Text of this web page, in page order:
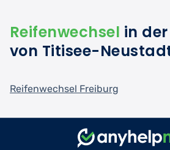
Reifenwechsel in
von Titisee-
Reifenwechsel Freiburg